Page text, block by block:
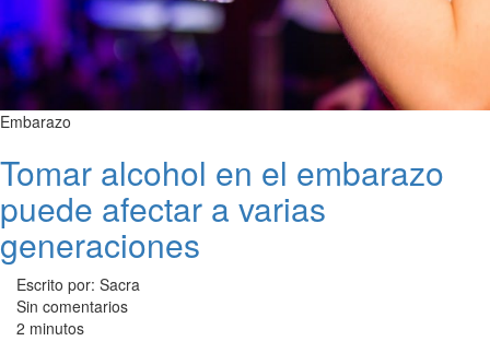
Embarazo
Tomar alcohol en el embarazo
puede afectar a varias
generaciones
Escrito por: Sacra
Sin comentarios
2 minutos